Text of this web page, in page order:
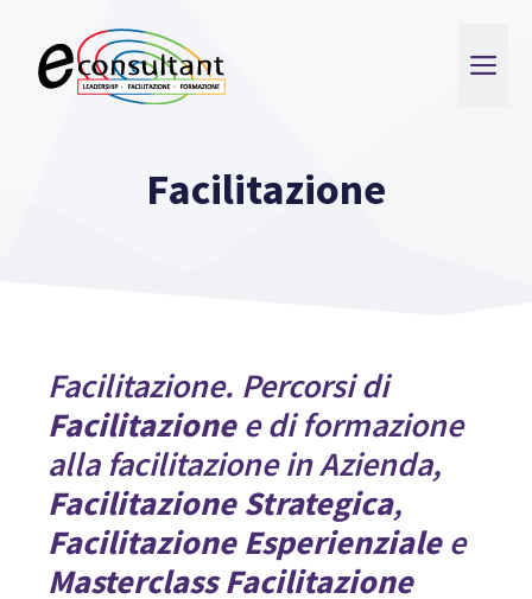
contenuto
Facilitazione
Facilitazione. Percorsi di
Facilitazionee di formazione
alla facilitazione in Azienda,
Facilitazione Strategica,
Facilitazione Esperienzialee
Masterclass Facilitazione